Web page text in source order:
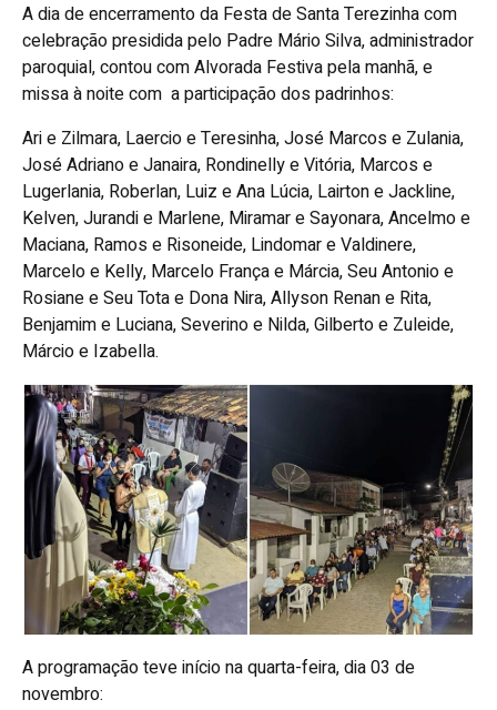
A dia de encerramento da Festa de Santa Terezinha com
celebração presidida pelo Padre Mário Silva, administrador
paroquial, contou com Alvorada Festiva pela manhã, e
missa à noite com a participação dos padrinhos:
Ari e Zilmara, Laercio e Teresinha, José Marcos e Zulania,
José Adriano e Janaira, Rondinelly e Vitória, Marcos e
Lugerlania, Roberlan, Luiz e Ana Lúcia, Lairton e Jackline,
Kelven, Jurandi e Marlene, Miramar e Sayonara, Ancelmo e
Maciana, Ramos e Risoneide, Lindomar e Valdinere,
Marcelo e Kelly, Marcelo França e Márcia, Seu Antonio e
Rosiane e Seu Tota e Dona Nira, Allyson Renan e Rita,
Benjamim e Luciana, Severino e Nilda, Gilberto e Zuleide,
Márcio e Izabella.
A programação teve início na quarta-feira, dia 03 de
novembro: